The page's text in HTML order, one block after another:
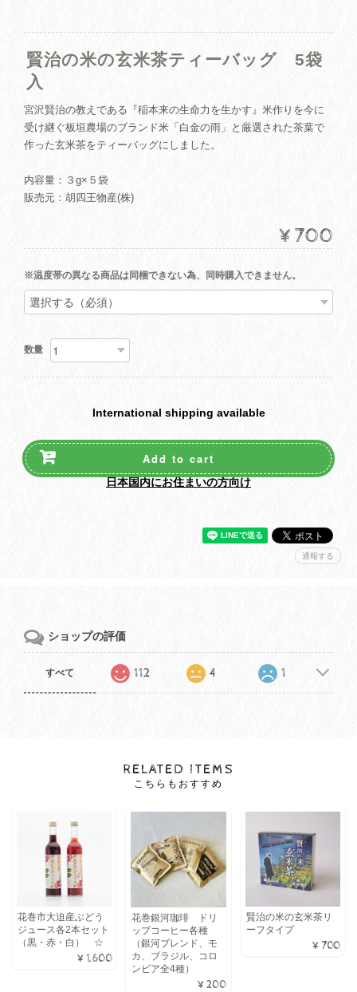
賢治の米の玄米茶ティーバッグ 5袋
入
宮沢賢治の教えである『稲本来の生命力を生かす』米作りを今に
受け継ぐ板垣農場のブランド米「白金の雨」と厳選された茶葉で
作った玄米茶をティーバッグにしました。
内容量：３g×５袋
販売元：胡四王物産(株)
¥700
※温度帯の異なる商品は同梱できない為、同時購入できません。
数量
International shipping available
Add to cart
日本国内にお住まいの方向け
通報する
ショップの評価
すべて 112 4 1
RELATED ITEMS
こちらもおすすめ
花巻市大迫産ぶどう
ジュース各2本セット
（黒・赤・白） ☆
¥1,600
花巻銀河珈琲 ドリ
ップコーヒー各種
（銀河ブレンド、モ
カ、ブラジル、コロ
ンビア全4種）
¥200
賢治の米の玄米茶リ
ーフタイプ
¥700